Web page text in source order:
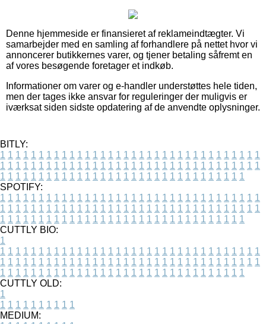
Denne hjemmeside er finansieret af reklameindtægter. Vi
samarbejder med en samling af forhandlere på nettet hvor vi
annoncerer butikkernes varer, og tjener betaling såfremt en
af vores besøgende foretager et indkøb.
Informationer om varer og e-handler understøttes hele tiden,
men der tages ikke ansvar for reguleringer der muligvis er
iværksat siden sidste opdatering af de anvendte oplysninger.
BITLY:
1 1 1 1 1 1 1 1 1 1 1 1 1 1 1 1 1 1 1 1 1 1 1 1 1 1 1 1 1 1 1 1 1 1
1 1 1 1 1 1 1 1 1 1 1 1 1 1 1 1 1 1 1 1 1 1 1 1 1 1 1 1 1 1 1 1 1 1
1 1 1 1 1 1 1 1 1 1 1 1 1 1 1 1 1 1 1 1 1 1 1 1 1 1 1 1 1 1 1 1
SPOTIFY:
1 1 1 1 1 1 1 1 1 1 1 1 1 1 1 1 1 1 1 1 1 1 1 1 1 1 1 1 1 1 1 1 1 1
1 1 1 1 1 1 1 1 1 1 1 1 1 1 1 1 1 1 1 1 1 1 1 1 1 1 1 1 1 1 1 1 1 1
1 1 1 1 1 1 1 1 1 1 1 1 1 1 1 1 1 1 1 1 1 1 1 1 1 1 1 1 1 1 1 1
CUTTLY BIO:
1
1 1 1 1 1 1 1 1 1 1 1 1 1 1 1 1 1 1 1 1 1 1 1 1 1 1 1 1 1 1 1 1 1 1
1 1 1 1 1 1 1 1 1 1 1 1 1 1 1 1 1 1 1 1 1 1 1 1 1 1 1 1 1 1 1 1 1 1
1 1 1 1 1 1 1 1 1 1 1 1 1 1 1 1 1 1 1 1 1 1 1 1 1 1 1 1 1 1 1 1
CUTTLY OLD:
1
1 1 1 1 1 1 1 1 1 1
MEDIUM: